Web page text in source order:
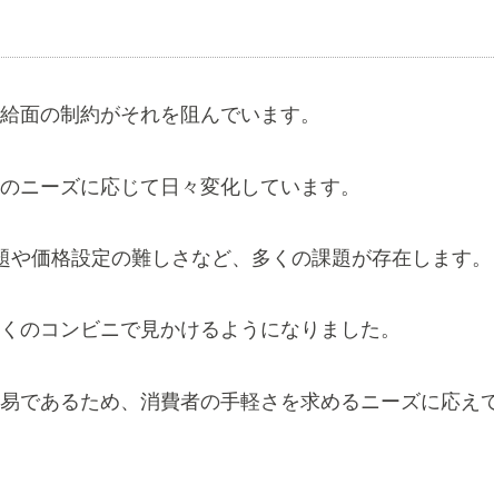
面の制約がそれを阻んでいます。
ニーズに応じて日々変化しています。
価格設定の難しさなど、多くの課題が存在します。
のコンビニで見かけるようになりました。
であるため、消費者の手軽さを求めるニーズに応え